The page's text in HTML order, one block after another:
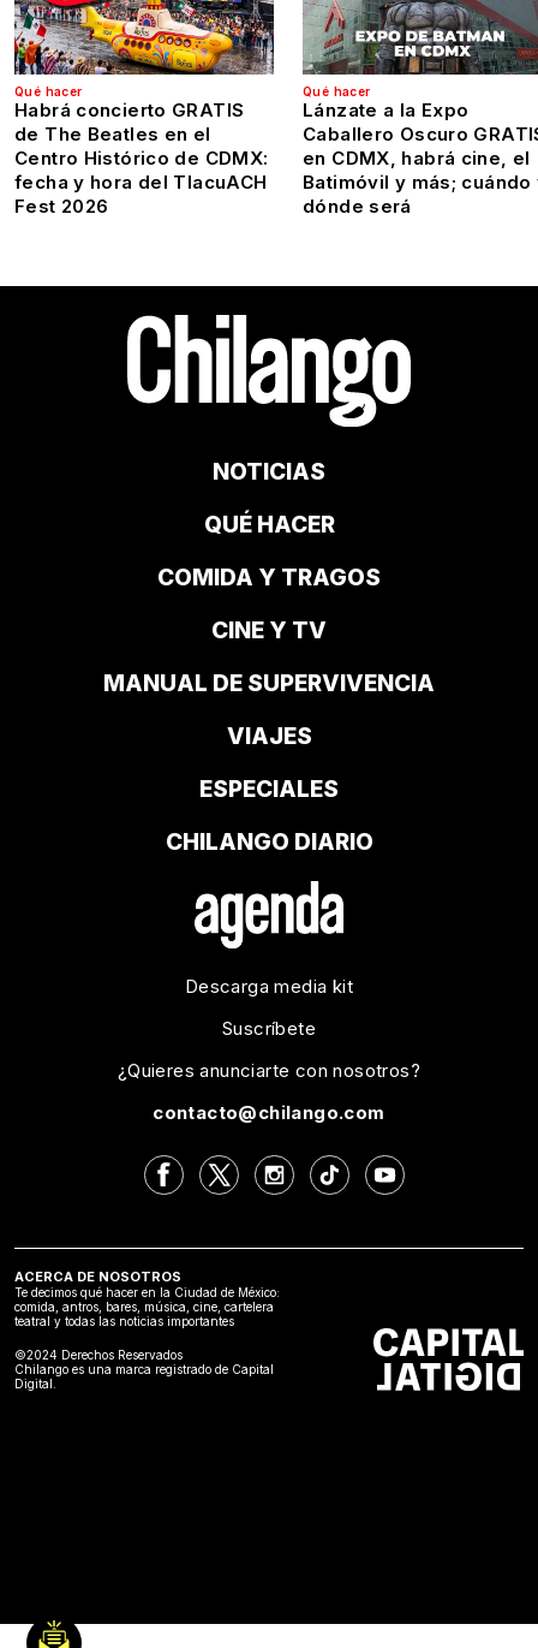
Qué hacer
Habrá concierto GRATIS
de The Beatles en el
Centro Histórico de CDMX:
fecha y hora del TlacuACH
Fest 2026
Qué hacer
Lánzate a la Expo
Caballero Oscuro
en CDMX, habrá cine, el
Batimóvil y más; cuándo
dónde será
NOTICIAS
QUÉ HACER
COMIDA Y TRAGOS
CINE Y TV
MANUAL DE SUPERVIVENCIA
VIAJES
ESPECIALES
CHILANGO DIARIO
Descarga media kit
Suscríbete
¿Quieres anunciarte con nosotros?
contacto@chilango.com
ACERCA DE NOSOTROS
Te decimos qué hacer en la Ciudad de México:
comida, antros, bares, música, cine, cartelera
teatral y todas las noticias importantes
©2024 Derechos Reservados
Chilango es una marca registrado de Capital
Digital.